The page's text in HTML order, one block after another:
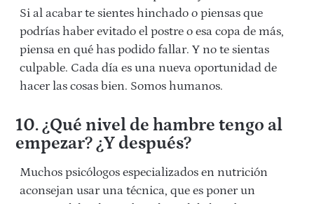
Si al acabar te sientes hinchado o piensas que
podrías haber evitado el postre o esa copa de más,
piensa en qué has podido fallar. Y no te sientas
culpable. Cada día es una nueva oportunidad de
hacer las cosas bien. Somos humanos.
10. ¿Qué nivel de hambre tengo al
empezar? ¿Y después?
Muchos psicólogos especializados en nutrición
aconsejan usar una técnica, que es poner un